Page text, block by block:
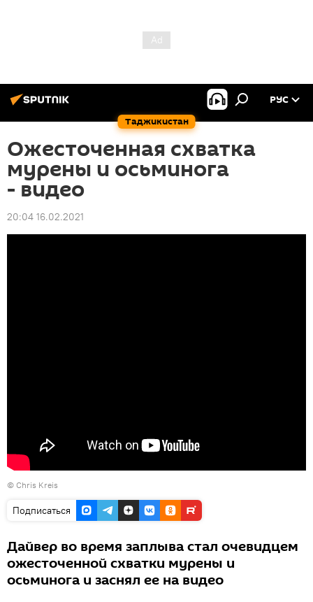
Таджикистан
РУС
Ожесточенная схватка
мурены и осьминога
- видео
20:04 16.02.2021
© Chris Kreis
Подписаться
Дайвер во время заплыва стал очевидцем
ожесточенной схватки мурены и
осьминога и заснял ее на видео